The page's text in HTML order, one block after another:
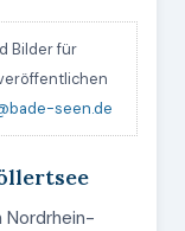
Bilder für
seen.de
Nordrhein-